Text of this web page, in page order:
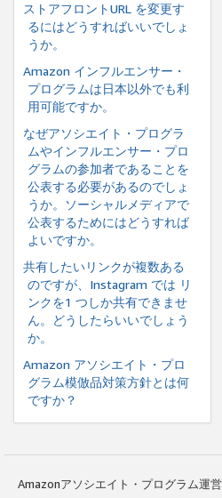
ストアフロントURL を変更す
るにはどうすればいいでしょ
うか。
Amazon インフルエンサー・
プログラムは日本以外でも利
用可能ですか。
なぜアソシエイト・プログラ
ムやインフルエンサー・プロ
グラムの参加者であることを
公表する必要があるのでしょ
うか。ソーシャルメディアで
公表するためにはどうすれば
よいですか。
共有したいリンクが複数ある
のですが、Instagram では リ
ンクを1 つしか共有できませ
ん。どうしたらいいでしょう
か。
Amazon アソシエイト・プロ
グラム模倣品対策方針とは何
ですか？
Amazonアソシエイト・プログラム運